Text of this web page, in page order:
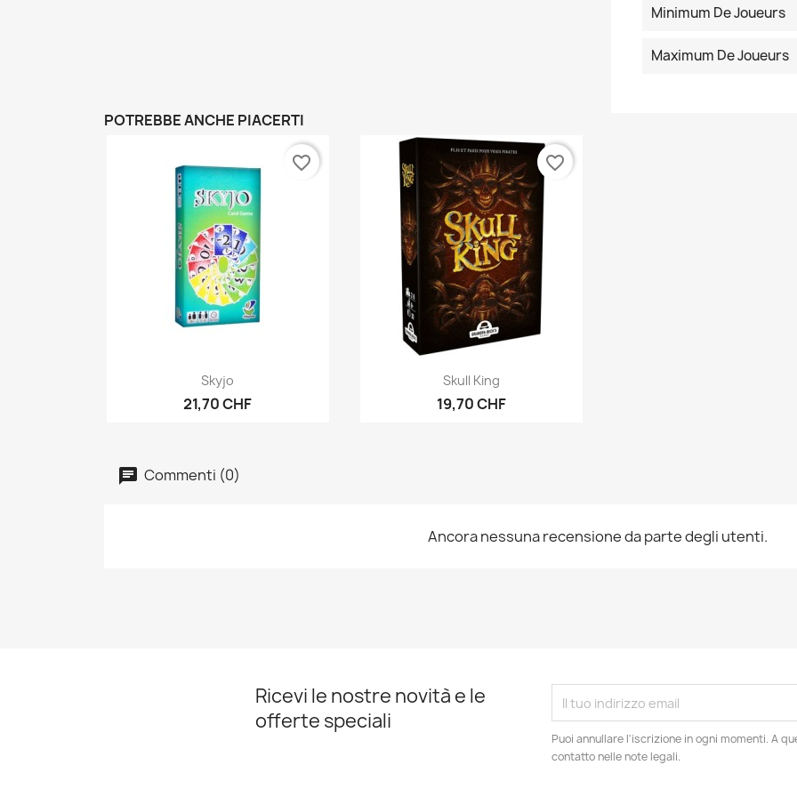
Minimum De Joueurs
Maximum De Joueurs
POTREBBE ANCHE PIACERTI
Anteprima
Skyjo
21,70 CHF
favorite_border
Anteprima
Skull King
19,70 CHF
favorite_border
Commenti (0)
Ancora nessuna recensione da parte degli utenti.
Ricevi le nostre novità e le
offerte speciali
Puoi annullare l'iscrizione in ogni momenti. A
contatto nelle note legali.